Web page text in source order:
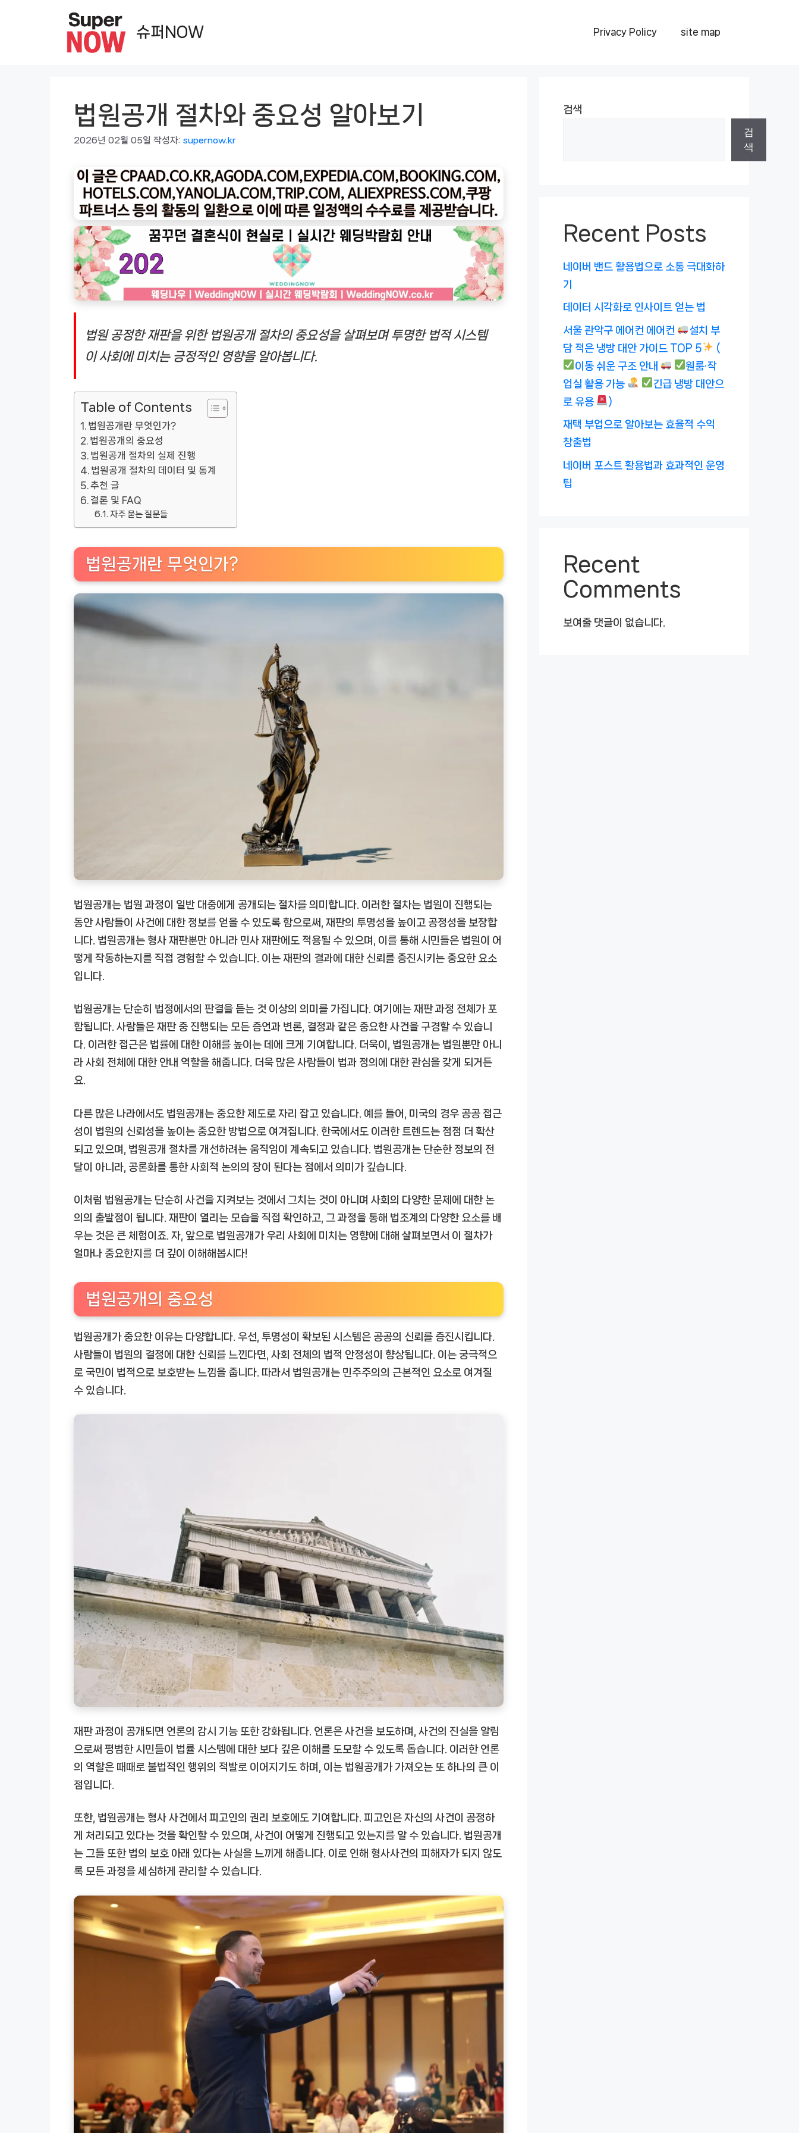
슈퍼NOW Privacy Policy site map
법원공개 절차와 중요성 알아보기
2026년 02월 05일 작성자: supernow.kr
법원 공정한 재판을 위한 법원공개 절차의 중요성을 살펴보며 투명한 법적 시스템
이 사회에 미치는 긍정적인 영향을 알아봅니다.
Table of Contents
법원공개란 무엇인가?
법원공개의 중요성
법원공개 절차의 실제 진행
법원공개 절차의 데이터 및 통계
추천 글
결론 및 FAQ
자주 묻는 질문들
법원공개란 무엇인가?
법원공개는 법원 과정이 일반 대중에게 공개되는 절차를 의미합니다. 이러한 절차는 법원이 진행되는
동안 사람들이 사건에 대한 정보를 얻을 수 있도록 함으로써, 재판의 투명성을 높이고 공정성을 보장합
니다. 법원공개는 형사 재판뿐만 아니라 민사 재판에도 적용될 수 있으며, 이를 통해 시민들은 법원이 어
떻게 작동하는지를 직접 경험할 수 있습니다. 이는 재판의 결과에 대한 신뢰를 증진시키는 중요한 요소
입니다.
법원공개는 단순히 법정에서의 판결을 듣는 것 이상의 의미를 가집니다. 여기에는 재판 과정 전체가 포
함됩니다. 사람들은 재판 중 진행되는 모든 증언과 변론, 결정과 같은 중요한 사건을 구경할 수 있습니
다. 이러한 접근은 법률에 대한 이해를 높이는 데에 크게 기여합니다. 더욱이, 법원공개는 법원뿐만 아니
라 사회 전체에 대한 안내 역할을 해줍니다. 더욱 많은 사람들이 법과 정의에 대한 관심을 갖게 되거든
요.
다른 많은 나라에서도 법원공개는 중요한 제도로 자리 잡고 있습니다. 예를 들어, 미국의 경우 공공 접근
성이 법원의 신뢰성을 높이는 중요한 방법으로 여겨집니다. 한국에서도 이러한 트렌드는 점점 더 확산
되고 있으며, 법원공개 절차를 개선하려는 움직임이 계속되고 있습니다. 법원공개는 단순한 정보의 전
달이 아니라, 공론화를 통한 사회적 논의의 장이 된다는 점에서 의미가 깊습니다.
이처럼 법원공개는 단순히 사건을 지켜보는 것에서 그치는 것이 아니며 사회의 다양한 문제에 대한 논
의의 출발점이 됩니다. 재판이 열리는 모습을 직접 확인하고, 그 과정을 통해 법조계의 다양한 요소를 배
우는 것은 큰 체험이죠. 자, 앞으로 법원공개가 우리 사회에 미치는 영향에 대해 살펴보면서 이 절차가
얼마나 중요한지를 더 깊이 이해해봅시다!
법원공개의 중요성
법원공개가 중요한 이유는 다양합니다. 우선, 투명성이 확보된 시스템은 공공의 신뢰를 증진시킵니다.
사람들이 법원의 결정에 대한 신뢰를 느낀다면, 사회 전체의 법적 안정성이 향상됩니다. 이는 궁극적으
로 국민이 법적으로 보호받는 느낌을 줍니다. 따라서 법원공개는 민주주의의 근본적인 요소로 여겨질
수 있습니다.
재판 과정이 공개되면 언론의 감시 기능 또한 강화됩니다. 언론은 사건을 보도하며, 사건의 진실을 알림
으로써 평범한 시민들이 법률 시스템에 대한 보다 깊은 이해를 도모할 수 있도록 돕습니다. 이러한 언론
의 역할은 때때로 불법적인 행위의 적발로 이어지기도 하며, 이는 법원공개가 가져오는 또 하나의 큰 이
점입니다.
또한, 법원공개는 형사 사건에서 피고인의 권리 보호에도 기여합니다. 피고인은 자신의 사건이 공정하
게 처리되고 있다는 것을 확인할 수 있으며, 사건이 어떻게 진행되고 있는지를 알 수 있습니다. 법원공개
는 그들 또한 법의 보호 아래 있다는 사실을 느끼게 해줍니다. 이로 인해 형사사건의 피해자가 되지 않도
록 모든 과정을 세심하게 관리할 수 있습니다.
검색
검
색
Recent Posts
네이버 밴드 활용법으로 소통 극대화하
기
데이터 시각화로 인사이트 얻는 법
서울 관악구 에어컨 에어컨
설치 부
담 적은 냉방 대안 가이드 TOP 5
(
이동 쉬운 구조 안내
원룸·작
업실 활용 가능
긴급 냉방 대안으
로 유용
)
재택 부업으로 알아보는 효율적 수익
창출법
네이버 포스트 활용법과 효과적인 운영
팁
Recent
Comments
보여줄 댓글이 없습니다.